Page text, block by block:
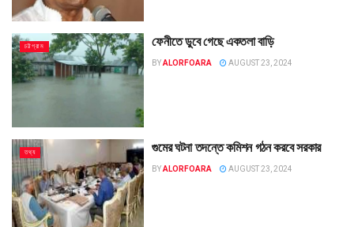
চট্টগ্রাম ফেনীতে ডুবে গেছে একতলা বাড়ি
BYALORFOARA AUGUST 23, 2024
তথ্য গুমের ঘটনা তদন্তে কমিশন গঠন করবে সরকার
BYALORFOARA AUGUST 23, 2024